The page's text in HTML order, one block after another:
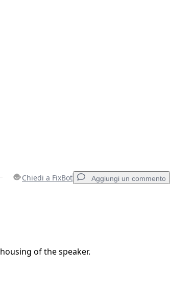
Chiedi a FixBot Aggiungi un commento
of the speaker.